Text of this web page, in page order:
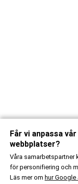
Får vi anpassa
webbplatser?
Våra samarbetspartner
för personifiering och
Läs mer om hur